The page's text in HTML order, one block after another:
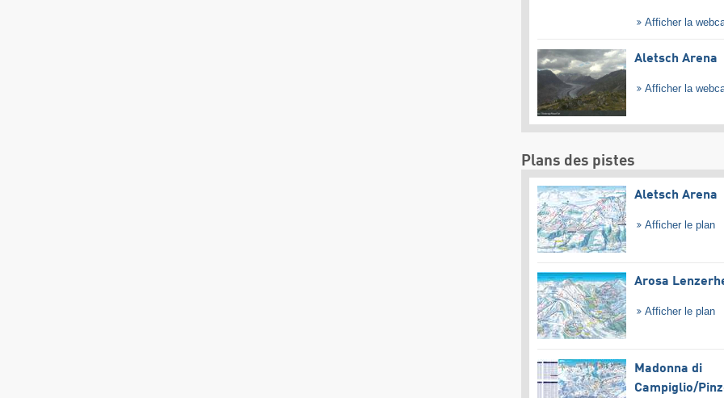
Afficher la
Aletsch Arena
Afficher la
Plans des pistes
Aletsch Arena
Afficher le plan
Arosa
Afficher le plan
Madonna di
Campiglio/​